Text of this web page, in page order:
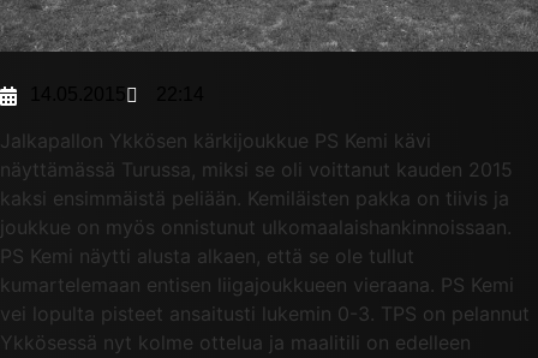
Jalkapallon Ykkösen kärkijoukkue PS Kemi kävi
näyttämässä Turussa, miksi se oli voittanut kauden 2015
kaksi ensimmäistä peliään. Kemiläisten pakka on tiivis ja
joukkue on myös onnistunut ulkomaalaishankinnoissaan.
PS Kemi näytti alusta alkaen, että se ole tullut
kumartelemaan entisen liigajoukkueen vieraana. PS Kemi
vei lopulta pisteet ansaitusti lukemin 0-3. TPS on pelannut
Ykkösessä nyt kolme ottelua ja maalitili on edelleen